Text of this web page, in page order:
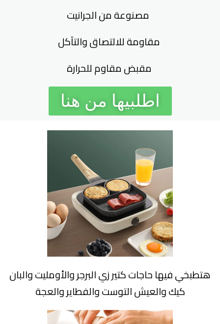
اطلبيها من هنا
هتطبخي فيها حاجات كتير زي البرجر والأومليت والبان
كيك والعيش التوست والفطاير والعجة